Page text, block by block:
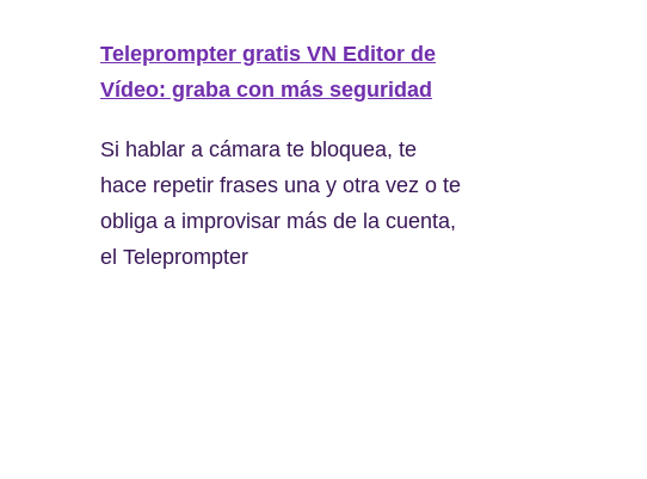
Teleprompter gratis VN Editor de
Vídeo: graba con más seguridad
Si hablar a cámara te bloquea, te
hace repetir frases una y otra vez o te
obliga a improvisar más de la cuenta,
el Teleprompter